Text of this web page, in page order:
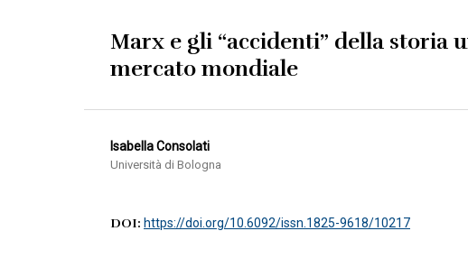
Marx e gli “accidenti” della storia
mercato mondiale
Isabella Consolati
Università di Bologna
DOI: https://doi.org/10.6092/issn.1825-9618/10217